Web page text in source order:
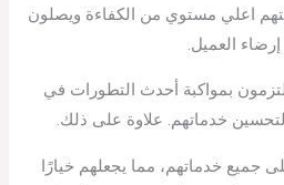
اعلي مستوي من الكفاءة ويصلون
العميل.
بمواكبة أحدث التطورات في
لتحسين خدماتهم. علاوة على ذلك.
جميع خدماتهم، مما يجعلهم خيارًا